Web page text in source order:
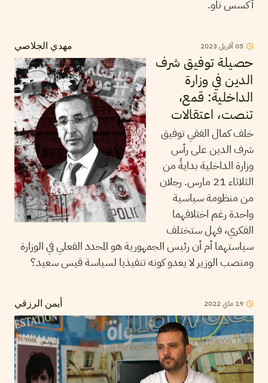
أكسس ناو.
مهدي الجلاصي 05أفريل 2023
حصيلة توفيق شرف
الدين في وزارة
الداخلية: قمع،
تنصت، اعتقالات
خلف كمال الفقي توفيق
شرف الدين على رأس
وزارة الداخلية بدايةً من
الثلاثاء 21 مارس. رجلان
من منظومة سياسية
واحدة رغم اختلافهما
الفكري، فهل ستختلف
سياستهما أم أن رئيس الجمهورية هو المحدد الفعلي في الوزارة
ومنصب الوزير لا يعدو كونه تنفيذيا لسياسة قيس سعيد؟
أيمن الرزقي 19 ماي2022